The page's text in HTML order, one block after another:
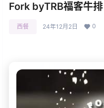
Fork byTRB福客牛排
西餐 24年12月2日 0